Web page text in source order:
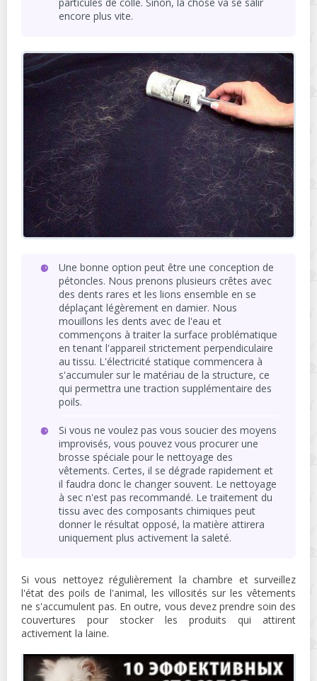
encore plus vite.
Une bonne option peut être une conception de
pétoncles. Nous prenons plusieurs crêtes avec
des dents rares et les lions ensemble en se
déplaçant légèrement en damier. Nous
mouillons les dents avec de l'eau et
commençons à traiter la surface problématique
en tenant l'appareil strictement perpendiculaire
au tissu. L'électricité statique commencera à
s'accumuler sur le matériau de la structure, ce
qui permettra une traction supplémentaire des
poils.
Si vous ne voulez pas vous soucier des moyens
improvisés, vous pouvez vous procurer une
brosse spéciale pour le nettoyage des
vêtements. Certes, il se dégrade rapidement et
il faudra donc le changer souvent. Le nettoyage
à sec n'est pas recommandé. Le traitement du
tissu avec des composants chimiques peut
donner le résultat opposé, la matière attirera
uniquement plus activement la saleté.
Si vous nettoyez régulièrement la chambre et surveillez
l'état des poils de l'animal, les villosités sur les vêtements
ne s'accumulent pas. En outre, vous devez prendre soin des
couvertures pour stocker les produits qui attirent
activement la laine.